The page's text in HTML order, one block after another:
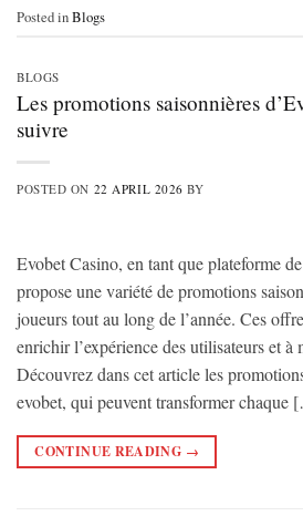
Posted inBlogs
BLOGS
Les promotions saisonnières
suivre
POSTED ON 22 APRIL 2026 BY
Evobet Casino, en tant que plateforme
propose une variété de promotions
joueurs tout au long de l’année. Ces
enrichir l’expérience des utilisateurs et à
Découvrez dans cet article les
evobet, qui peuvent transformer chaque
CONTINUE READING →